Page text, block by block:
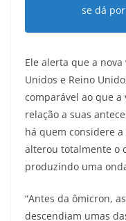
se dá
Ele alerta que a
Unidos e Reino
comparável ao que
relação a suas
há quem considere a
alterou totalmente o
produzindo uma
“Antes da ômicron,
descendiam umas